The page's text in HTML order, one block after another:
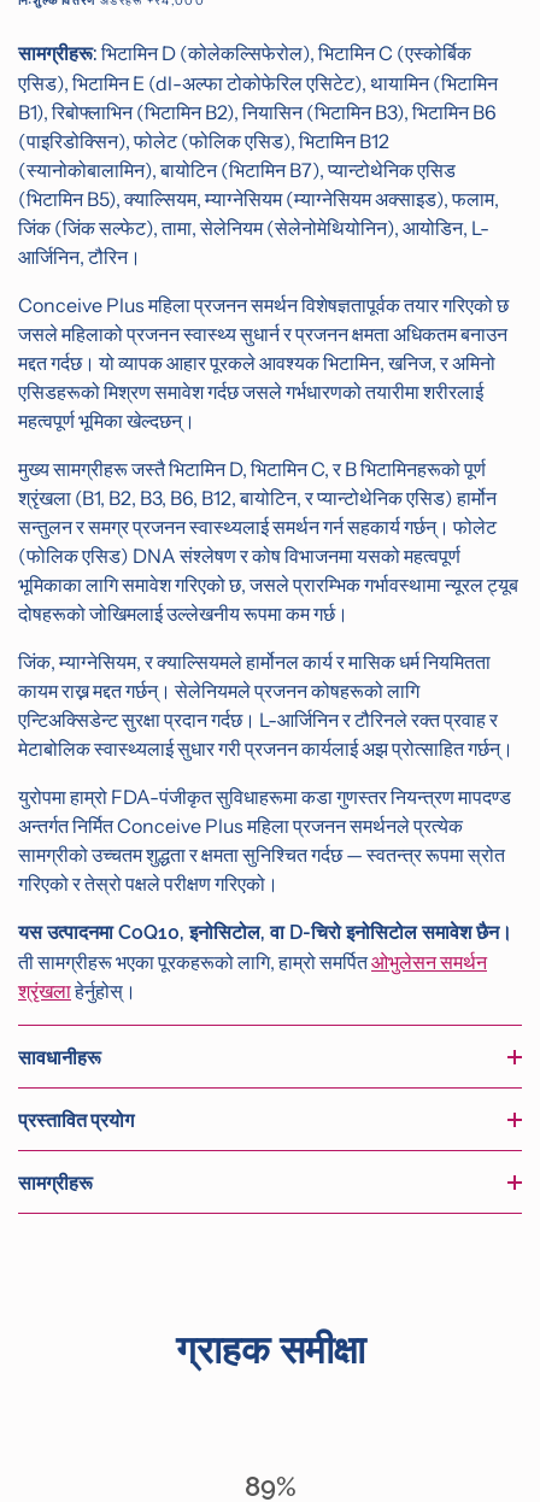
सामग्रीहरू:भिटामिन D (कोलेकल्सिफेरोल), भिटामिन C (एस्कोर्बिक
एसिड), भिटामिन E (dl-अल्फा टोकोफेरिल एसिटेट), थायामिन (भिटामिन
B1), रिबोफ्लाभिन (भिटामिन B2), नियासिन (भिटामिन B3), भिटामिन B6
(पाइरिडोक्सिन), फोलेट (फोलिक एसिड), भिटामिन B12
(स्यानोकोबालामिन), बायोटिन (भिटामिन B7), प्यान्टोथेनिक एसिड
(भिटामिन B5), क्याल्सियम, म्याग्नेसियम (म्याग्नेसियम अक्साइड), फलाम,
जिंक (जिंक सल्फेट), तामा, सेलेनियम (सेलेनोमेथियोनिन), आयोडिन, L-
आर्जिनिन, टौरिन।
Conceive Plus महिला प्रजनन समर्थन विशेषज्ञतापूर्वक तयार गरिएको छ
जसले महिलाको प्रजनन स्वास्थ्य सुधार्न र प्रजनन क्षमता अधिकतम बनाउन
मद्दत गर्दछ। यो व्यापक आहार पूरकले आवश्यक भिटामिन, खनिज, र अमिनो
एसिडहरूको मिश्रण समावेश गर्दछ जसले गर्भधारणको तयारीमा शरीरलाई
महत्वपूर्ण भूमिका खेल्दछन्।
मुख्य सामग्रीहरू जस्तै भिटामिन D, भिटामिन C, र B भिटामिनहरूको पूर्ण
श्रृंखला (B1, B2, B3, B6, B12, बायोटिन, र प्यान्टोथेनिक एसिड) हार्मोन
सन्तुलन र समग्र प्रजनन स्वास्थ्यलाई समर्थन गर्न सहकार्य गर्छन्। फोलेट
(फोलिक एसिड) DNA संश्लेषण र कोष विभाजनमा यसको महत्वपूर्ण
भूमिकाका लागि समावेश गरिएको छ, जसले प्रारम्भिक गर्भावस्थामा न्यूरल ट्यूब
दोषहरूको जोखिमलाई उल्लेखनीय रूपमा कम गर्छ।
जिंक, म्याग्नेसियम, र क्याल्सियमले हार्मोनल कार्य र मासिक धर्म नियमितता
कायम राख्न मद्दत गर्छन्। सेलेनियमले प्रजनन कोषहरूको लागि
एन्टिअक्सिडेन्ट सुरक्षा प्रदान गर्दछ। L-आर्जिनिन र टौरिनले रक्त प्रवाह र
मेटाबोलिक स्वास्थ्यलाई सुधार गरी प्रजनन कार्यलाई अझ प्रोत्साहित गर्छन्।
युरोपमा हाम्रो FDA-पंजीकृत सुविधाहरूमा कडा गुणस्तर नियन्त्रण मापदण्ड
अन्तर्गत निर्मित Conceive Plus महिला प्रजनन समर्थनले प्रत्येक
सामग्रीको उच्चतम शुद्धता र क्षमता सुनिश्चित गर्दछ — स्वतन्त्र रूपमा स्रोत
गरिएको र तेस्रो पक्षले परीक्षण गरिएको।
यस उत्पादनमा CoQ10, इनोसिटोल, वा D-चिरो इनोसिटोल समावेश छैन।
ती सामग्रीहरू भएका पूरकहरूको लागि, हाम्रो समर्पितओभुलेसन समर्थन
श्रृंखलाहेर्नुहोस्।
सावधानीहरू
प्रस्तावित प्रयोग
सामग्रीहरू
ग्राहक समीक्षा
89%